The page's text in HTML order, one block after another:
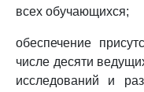
всех обучающихся;
обеспечение
числе десяти
исследований и